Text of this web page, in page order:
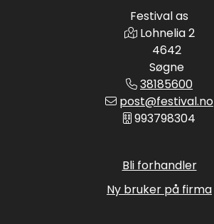
Festival as
Lohnelia 2
4642
Søgne
38185600
post@festival.no
993798304
Bli forhandler
Ny bruker på firma